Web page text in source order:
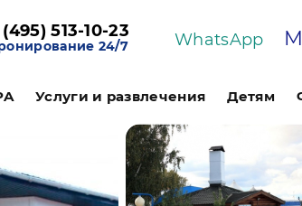
513-10-23
24/7 WhatsApp
Услуги и развлечения Детям